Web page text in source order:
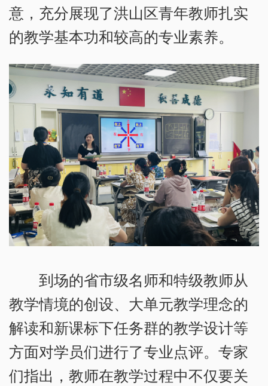
意，充分展现了洪山区青年教师扎实
的教学基本功和较高的专业素养。
到场的省市级名师和特级教师从
教学情境的创设、大单元教学理念的
解读和新课标下任务群的教学设计等
方面对学员们进行了专业点评。专家
们指出，教师在教学过程中不仅要关